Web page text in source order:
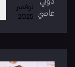
عاصي
نوفمبر
2025